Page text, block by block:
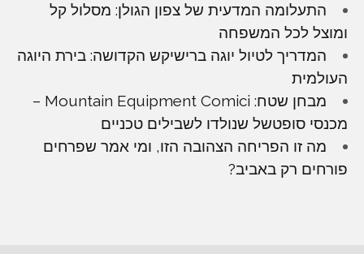
התעלומה המדעית של צפון הגולן: מסלול קל
ומוצל לכל המשפחה
המדריך לטיול יוגה ברישיקש הקדושה: בירת היוגה
העולמית
מבחן שטח: Mountain Equipment Comici –
מכנסי סופטשל שנולדו לשבילים טכניים
מה זו הפריחה הצהובה הזו, ומי אמר שפרחים
פורחים רק באביב?